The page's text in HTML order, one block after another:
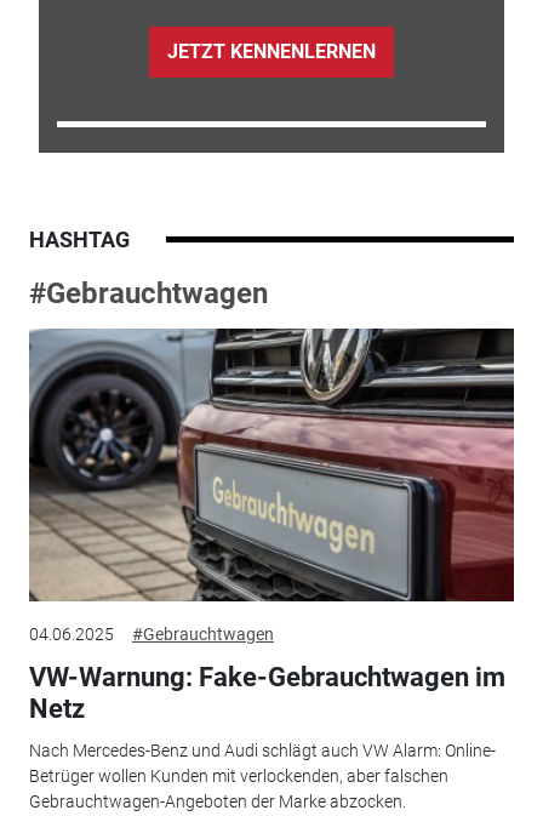
JETZT KENNENLERNEN
HASHTAG
#Gebrauchtwagen
04.06.2025 #Gebrauchtwagen
VW-Warnung: Fake-Gebrauchtwagen im
Netz
Nach Mercedes-Benz und Audi schlägt auch VW Alarm: Online-
Betrüger wollen Kunden mit verlockenden, aber falschen
Gebrauchtwagen-Angeboten der Marke abzocken.